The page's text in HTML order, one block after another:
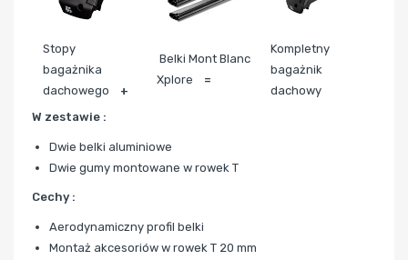
Stopy
bagażnika
dachowego +
Belki Mont Blanc
Xplore =
Kompletny
bagażnik
dachowy
W zestawie :
Dwie belki aluminiowe
Dwie gumy montowane w rowek T
Cechy :
Aerodynamiczny profil belki
Montaż akcesoriów w rowek T 20 mm